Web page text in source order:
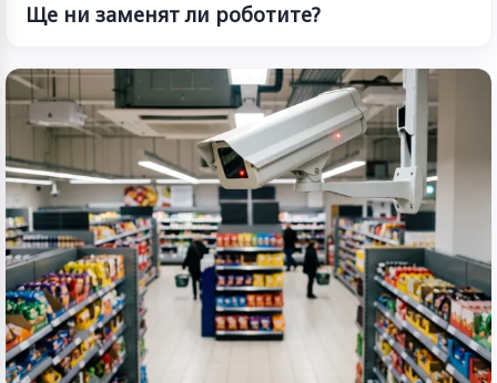
Ще ни заменят ли роботите?